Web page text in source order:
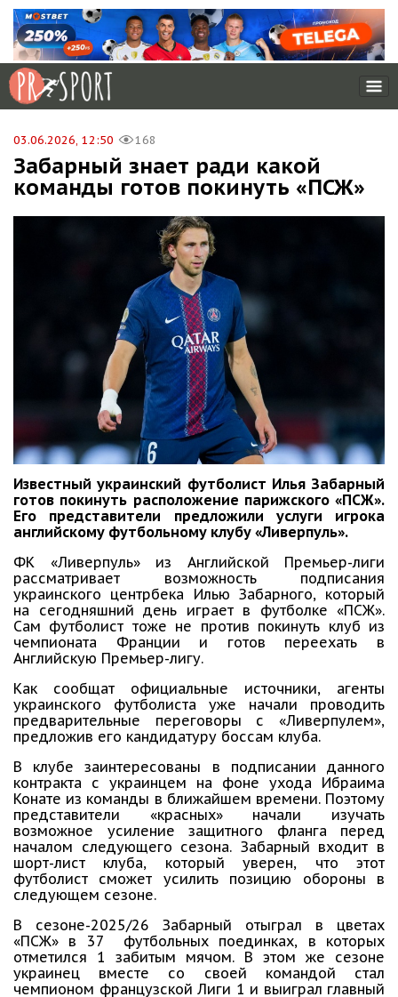
03.06.2026, 12:50 168
Забарный знает ради какой
команды готов покинуть «ПСЖ»
Известный украинский футболист Илья Забарный
готов покинуть расположение парижского «ПСЖ».
Его представители предложили услуги игрока
английскому футбольному клубу «Ливерпуль».
ФК «Ливерпуль» из Английской Премьер-лиги
рассматривает возможность подписания
украинского центрбека Илью Забарного, который
на сегодняшний день играет в футболке «ПСЖ».
Сам футболист тоже не против покинуть клуб из
чемпионата Франции и готов переехать в
Английскую Премьер-лигу.
Как сообщат официальные источники, агенты
украинского футболиста уже начали проводить
предварительные переговоры с «Ливерпулем»,
предложив его кандидатуру боссам клуба.
В клубе заинтересованы в подписании данного
контракта с украинцем на фоне ухода Ибраима
Конате из команды в ближайшем времени. Поэтому
представители «красных» начали изучать
возможное усиление защитного фланга перед
началом следующего сезона. Забарный входит в
шорт-лист клуба, который уверен, что этот
футболист сможет усилить позицию обороны в
следующем сезоне.
В сезоне-2025/26 Забарный отыграл в цветах
«ПСЖ» в 37 футбольных поединках, в которых
отметился 1 забитым мячом. В этом же сезоне
украинец вместе со своей командой стал
чемпионом французской Лиги 1 и выиграл главный